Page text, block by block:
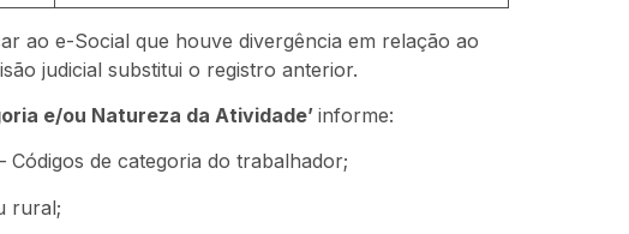
ao e-Social que houve divergência em relação ao
judicial substitui o registro anterior.
e/ou Natureza da Atividade’informe:
de categoria do trabalhador;
rural;